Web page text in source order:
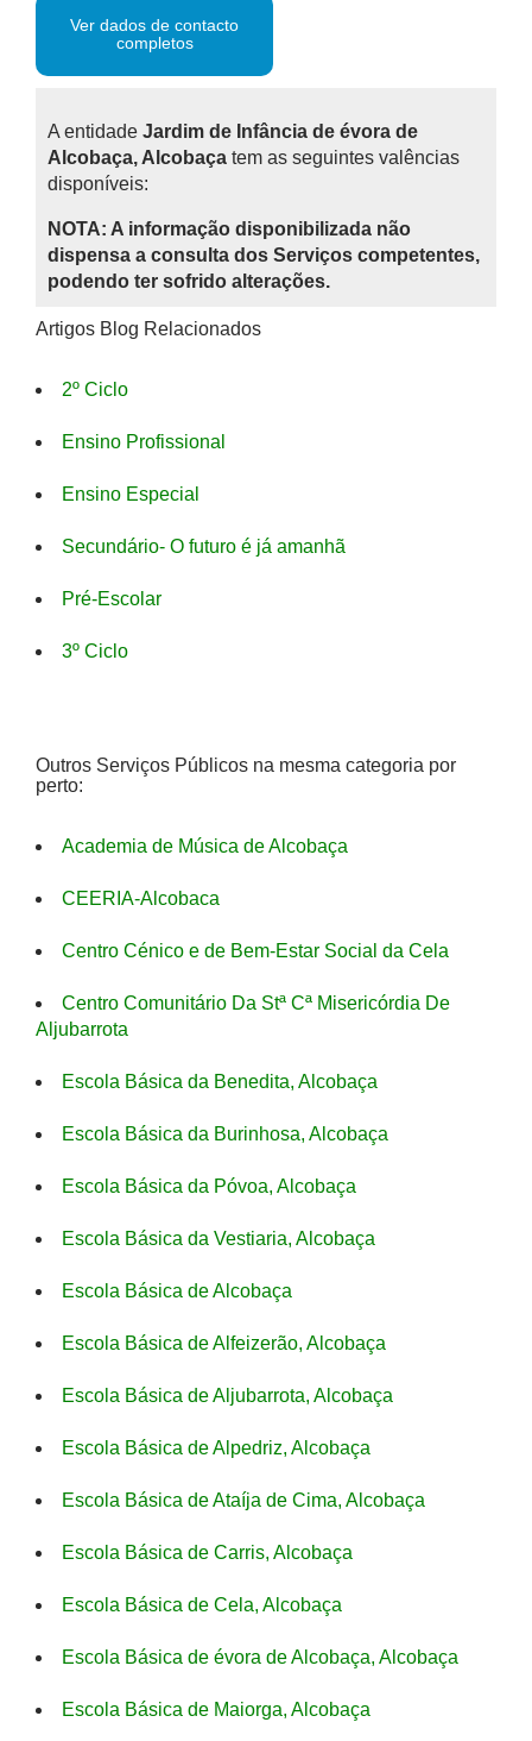
Ver dados de contacto
completos
A entidade Jardim de Infância de évora de
Alcobaça, Alcobaça tem as seguintes valências
disponíveis:
NOTA: A informação disponibilizada não
dispensa a consulta dos Serviços competentes,
podendo ter sofrido alterações.
Artigos Blog Relacionados
2º Ciclo
Ensino Profissional
Ensino Especial
Secundário- O futuro é já amanhã
Pré-Escolar
3º Ciclo
Outros Serviços Públicos na mesma categoria por
perto:
Academia de Música de Alcobaça
CEERIA-Alcobaca
Centro Cénico e de Bem-Estar Social da Cela
Centro Comunitário Da Stª Cª Misericórdia De
Aljubarrota
Escola Básica da Benedita, Alcobaça
Escola Básica da Burinhosa, Alcobaça
Escola Básica da Póvoa, Alcobaça
Escola Básica da Vestiaria, Alcobaça
Escola Básica de Alcobaça
Escola Básica de Alfeizerão, Alcobaça
Escola Básica de Aljubarrota, Alcobaça
Escola Básica de Alpedriz, Alcobaça
Escola Básica de Ataíja de Cima, Alcobaça
Escola Básica de Carris, Alcobaça
Escola Básica de Cela, Alcobaça
Escola Básica de évora de Alcobaça, Alcobaça
Escola Básica de Maiorga, Alcobaça